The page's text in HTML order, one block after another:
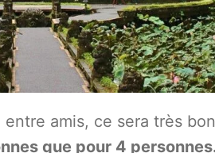
amis, ce sera très
que pour 4